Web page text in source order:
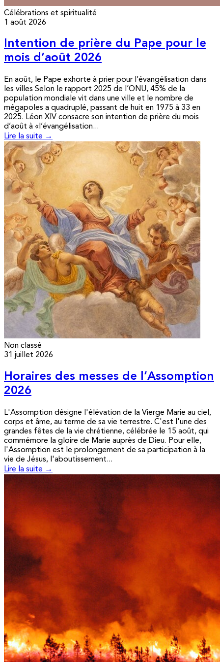
Célébrations et spiritualité
1 août 2026
Intention de prière du Pape pour le
mois d’août 2026
En août, le Pape exhorte à prier pour l’évangélisation dans
les villes Selon le rapport 2025 de l’ONU, 45% de la
population mondiale vit dans une ville et le nombre de
mégapoles a quadruplé, passant de huit en 1975 à 33 en
2025. Léon XIV consacre son intention de prière du mois
d’août à «l’évangélisation...
Lire la suite →
Non classé
31 juillet 2026
Horaires des messes de l’Assomption
2026
L'Assomption désigne l'élévation de la Vierge Marie au ciel,
corps et âme, au terme de sa vie terrestre. C'est l'une des
grandes fêtes de la vie chrétienne, célébrée le 15 août, qui
commémore la gloire de Marie auprès de Dieu. Pour elle,
l'Assomption est le prolongement de sa participation à la
vie de Jésus, l'aboutissement...
Lire la suite →